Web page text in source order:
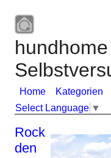
Home Kategorien
Select Language ▼
Rock
den